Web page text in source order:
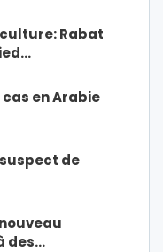
Rabat
en Arabie
de
des…